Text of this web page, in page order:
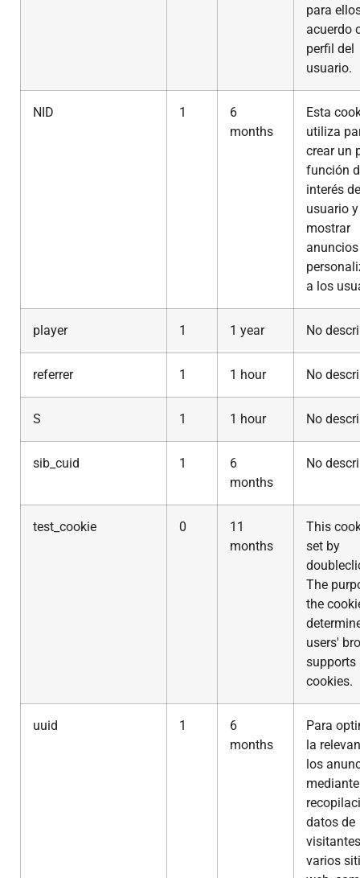
para
acuerdo
perfil del
usuario.
NID 1
6
months
Esta
utiliza
crear un
función
interés
usuario y
mostrar
anuncios
a los
player 1 1 year No
referrer 1 1 hour No
S 1 1 hour No
sib_cuid 1
6
months
No
test_cookie 0
11
months
This
set by
The
the
users'
supports
cookies.
uuid 1
6
months
Para
la
los
datos de
varios